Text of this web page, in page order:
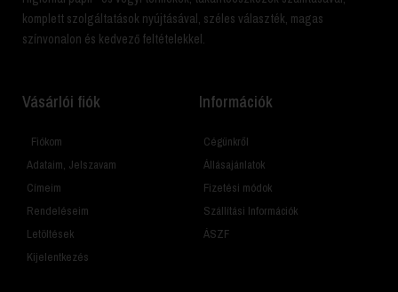
komplett szolgáltatások nyújtásával, széles választék, magas
színvonalon és kedvező feltételekkel.
Vásárlói fiók
Fiókom
Adataim, Jelszavam
Címeim
Rendeléseim
Letöltések
Kijelentkezés
Információk
Cégünkről
Állásajánlatok
Fizetési módok
Szállítási Információk
ÁSZF